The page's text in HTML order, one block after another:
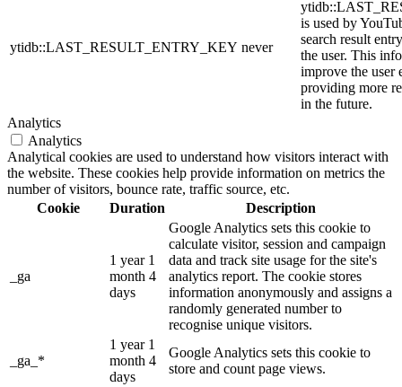
ytidb::LAST_RESULT_ENTRY_KEY never
is used by
search result
the user. This
improve the user
providing more
in the future.
Analytics
Analytics
Analytical cookies are used to understand how visitors interact with
the website. These cookies help provide information on metrics the
number of visitors, bounce rate, traffic source, etc.
Cookie
Duration Description
_ga
1 year 1
month 4
days
Google Analytics sets this cookie to
calculate visitor, session and campaign
data and track site usage for the site's
analytics report. The cookie stores
information anonymously and assigns a
randomly generated number to
recognise unique visitors.
_ga_*
1 year 1
month 4
days
Google Analytics sets this cookie to
store and count page views.